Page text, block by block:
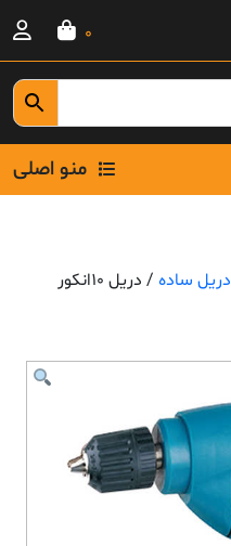
0
منو اصلی
دریل ساده
/ دریل 10انکور